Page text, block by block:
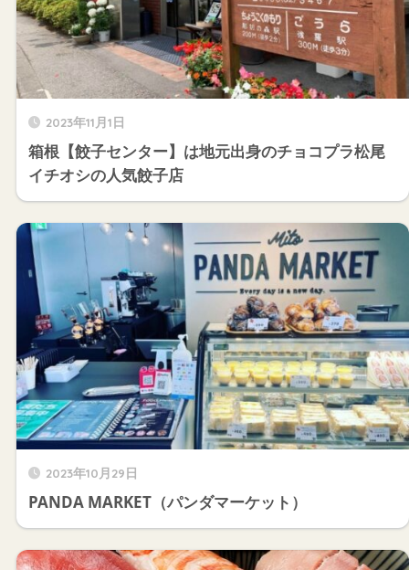
2023年11月1日
箱根【餃子センター】は地元出身のチョコプラ松尾
イチオシの人気餃子店
2023年10月29日
PANDA MARKET（パンダマーケット）